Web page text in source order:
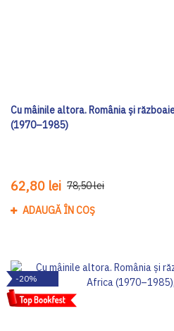
Cu mâinile altora. România și
(1970–1985)
62,80 lei 78,50 lei
ADAUGĂ ÎN COȘ
-20%